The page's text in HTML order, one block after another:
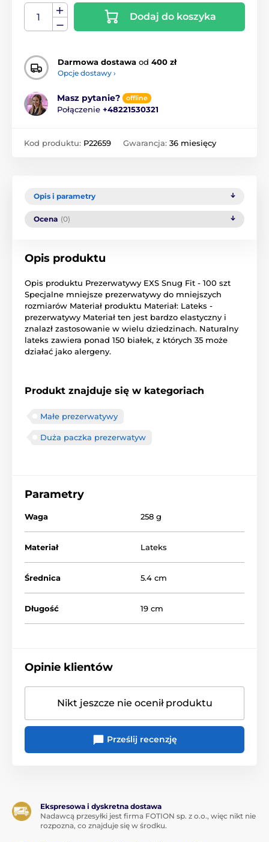
Dodaj do koszyka
Darmowa dostawa od 400 zł
Opcje dostawy ›
Masz pytanie? offline
Połączenie +48221530321
Kod produktu: P22659 Gwarancja: 36 miesięcy
Opis i parametry
Ocena (0)
Opis produktu
Opis produktu Prezerwatywy EXS Snug Fit - 100 szt
Specjalne mniejsze prezerwatywy do mniejszych
rozmiarów Materiał produktu Materiał: Lateks -
prezerwatywy Materiał ten jest bardzo elastyczny i
znalazł zastosowanie w wielu dziedzinach. Naturalny
lateks zawiera ponad 150 białek, z których 35 może
działać jako alergeny.
Produkt znajduje się w kategoriach
Małe prezerwatywy
Duża paczka prezerwatyw
Parametry
Waga 258 g
Materiał Lateks
Średnica 5.4 cm
Długość 19 cm
Opinie klientów
Nikt jeszcze nie ocenił produktu
Prześlij recenzję
Ekspresowa i dyskretna dostawa
Nadawcą przesyłki jest firma FOTION sp. z o.o., więc nikt nie
rozpozna, co znajduje się w środku.